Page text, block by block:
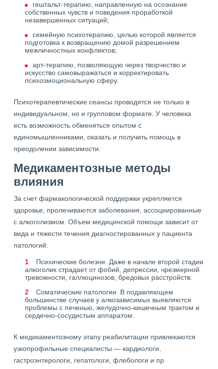
гештальт-терапию, направленную на осознание
собственных чувств и поведения проработкой
незавершенных ситуаций;
семейную психотерапию, целью которой является
подготовка к возвращению домой разрешением
межличностных конфликтов;
арт-терапию, позволяющую через творчество и
искусство самовыражаться и корректировать
психоэмоциональную сферу.
Психотерапевтические сеансы проводятся не только в
индивидуальном, но и групповом формате. У человека
есть возможность обменяться опытом с
единомышленниками, оказать и получить помощь в
преодолении зависимости.
Медикаментозные методы
влияния
За счет фармакологической поддержки укрепляется
здоровье, пролечиваются заболевания, ассоциированные
с алкоголизмом. Объем медицинской помощи зависит от
вида и тяжести течения диагностированных у пациента
патологий:
Психические болезни. Даже в начале второй стадии
алкоголик страдает от фобий, депрессии, чрезмерной
тревожности, галлюцинозов, бредовых расстройств.
Соматические патологии. В подавляющем
большинстве случаев у алкозависимых выявляются
проблемы с печенью, желудочно-кишечным трактом и
сердечно-сосудистым аппаратом.
К медикаментозному этапу реабилитации привлекаются
узкопрофильные специалисты — кардиологи,
гастроэнтерологи, гепатологи, флебологи и пр.